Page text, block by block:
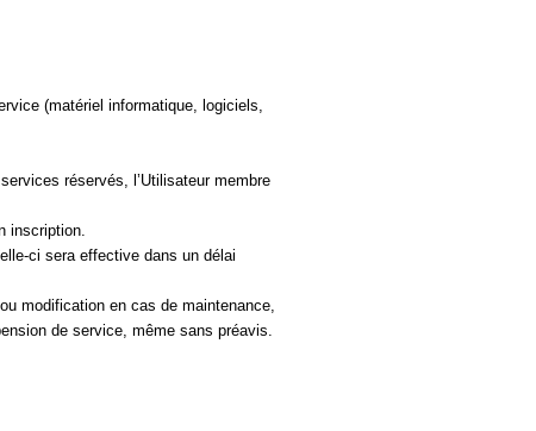
(matériel informatique, logiciels,
réservés, l’Utilisateur membre
inscription.
ci sera effective dans un délai
modification en cas de maintenance,
de service, même sans préavis.